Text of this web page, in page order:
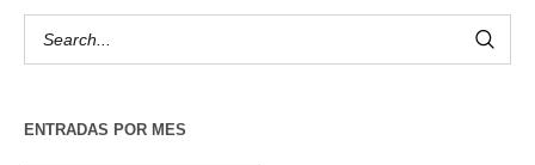
ENTRADAS POR MES